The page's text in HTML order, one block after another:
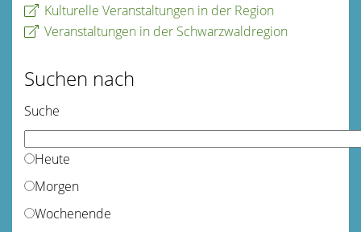
Kulturelle Veranstaltungen in der Region
Veranstaltungen in der Schwarzwaldregion
Suchen nach
Suche
Heute
Morgen
Wochenende